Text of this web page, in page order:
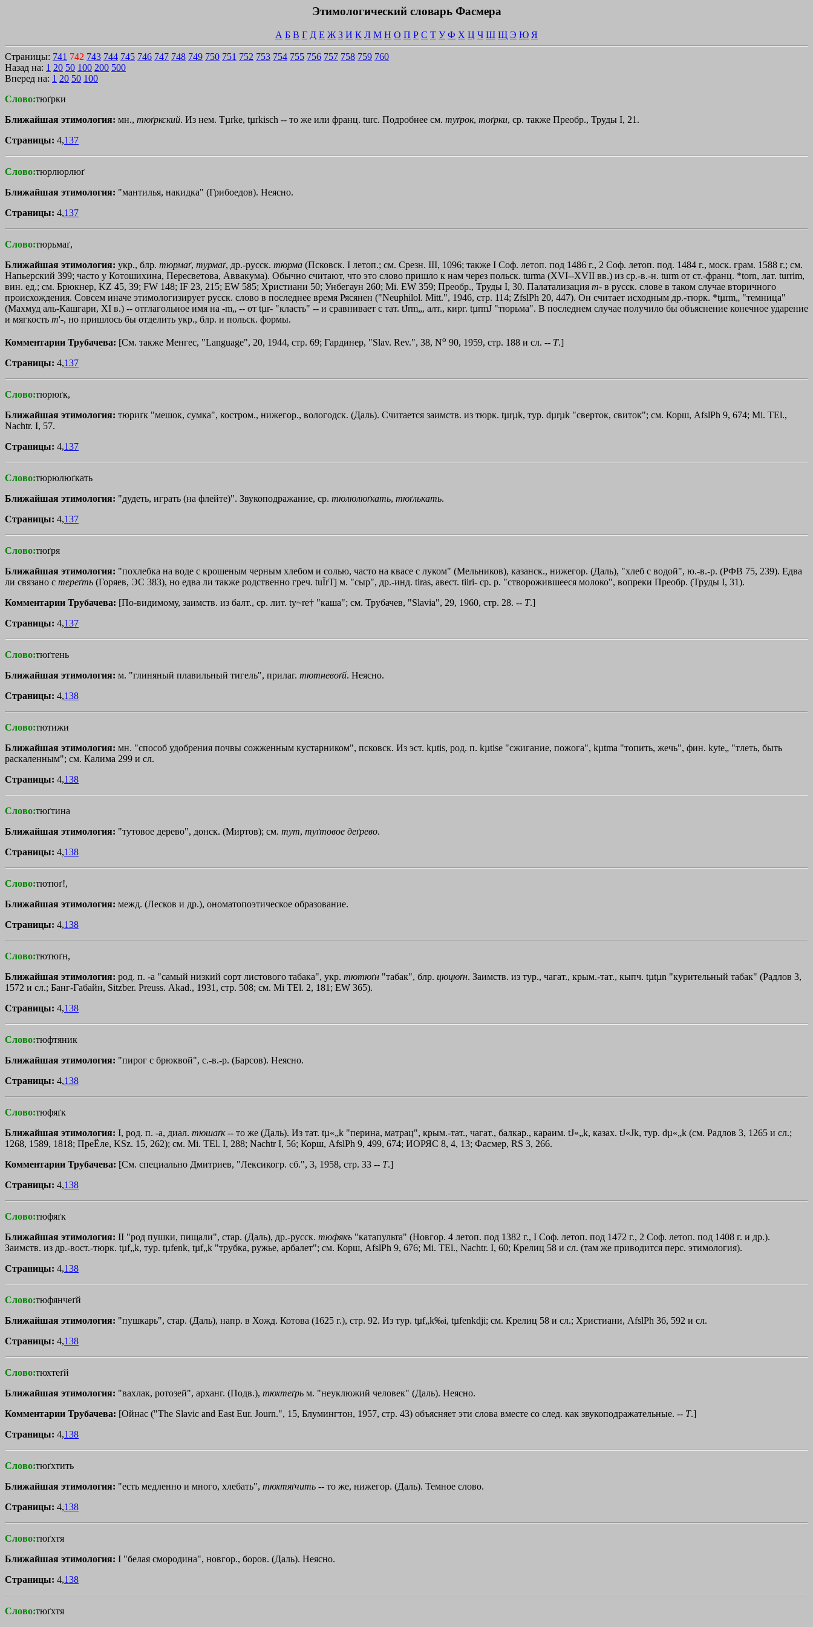
Этимологический словарь Фасмера
А Б В Г Д Е Ж З И К Л М Н О П Р С Т У Ф Х Ц Ч Ш Щ Э Ю Я
Страницы: 741 742 743 744 745 746 747 748 749 750 751 752 753 754 755 756 757 758 759 760
Назад на: 1 20 50 100 200 500
Вперед на: 1 20 50 100
Слово:тюґрки
Ближайшая этимология: мн., тюґркский. Из нем. Тµrkе, tµrkisch -- то же или франц. turc. Подробнее см. туґрок, тоґрки, ср. также Преобр., Труды I, 21.
Страницы: 4,137
Слово:тюрлюрлюґ
Ближайшая этимология: "мантилья, накидка" (Грибоедов). Неясно.
Страницы: 4,137
Слово:тюрьмаґ,
Ближайшая этимология: укр., блр. тюрмаґ, турмаґ, др.-русск. тюрма (Псковск. I летоп.; см. Срезн. III, 1096; также I Соф. летоп. под 1486 г., 2 Соф. летоп. под. 1484 г., моск. грам. 1588 г.; см.
Напьерский 399; часто у Котошихина, Пересветова, Аввакума). Обычно считают, что это слово пришло к нам через польск. turmа (XVI--XVII вв.) из ср.-в.-н. turm от ст.-франц. *torn, лат. turrim,
вин. ед.; см. Брюкнер, KZ 45, 39; FW 148; IF 23, 215; ЕW 585; Христиани 50; Унбегаун 260; Мi. ЕW 359; Преобр., Труды I, 30. Палатализация т- в русск. слове в таком случае вторичного
происхождения. Совсем иначе этимологизирует русск. слово в последнее время Рясянен ("Neuphilol. Мitt.", 1946, стр. 114; ZfslPh 20, 447). Он считает исходным др.-тюрк. *tµrm„ "темница"
(Махмуд аль-Кашгари, ХI в.) -- отглагольное имя на -m„ -- от tµr- "класть" -- и сравнивает с тат. tЈrm„, алт., кирг. tµrmЈ "тюрьма". В последнем случае получило бы объяснение конечное ударение
и мягкость т'-, но пришлось бы отделить укр., блр. и польск. формы.
Комментарии Трубачева: [См. также Менгес, "Language", 20, 1944, стр. 69; Гардинер, "Slav. Rev.", 38, No 90, 1959, стр. 188 и сл. -- Т.]
Страницы: 4,137
Слово:тюрюґк,
Ближайшая этимология: тюриґк "мешок, сумка", костром., нижегор., вологодск. (Даль). Считается заимств. из тюрк. tµrµk, тур. dµrµk "сверток, свиток"; см. Корш, AfslPh 9, 674; Мi. ТЕl.,
Nachtr. I, 57.
Страницы: 4,137
Слово:тюрюлюґкать
Ближайшая этимология: "дудеть, играть (на флейте)". Звукоподражание, ср. тюлюлюґкать, тюґлькать.
Страницы: 4,137
Слово:тюґря
Ближайшая этимология: "похлебка на воде с крошеным черным хлебом и солью, часто на квасе с луком" (Мельников), казанск., нижегор. (Даль), "хлеб с водой", ю.-в.-р. (РФВ 75, 239). Едва
ли связано с тереґть (Горяев, ЭС 383), но едва ли также родственно греч. tuЇrТj м. "сыр", др.-инд. tіras, авест. tіiri- ср. р. "створожившееся молоко", вопреки Преобр. (Труды I, 31).
Комментарии Трубачева: [По-видимому, заимств. из балт., ср. лит. ty~re† "каша"; см. Трубачев, "Slavia", 29, 1960, стр. 28. -- Т.]
Страницы: 4,137
Слово:тюґтень
Ближайшая этимология: м. "глиняный плавильный тигель", прилаг. тютневоґй. Неясно.
Страницы: 4,138
Слово:тютижи
Ближайшая этимология: мн. "способ удобрения почвы сожженным кустарником", псковск. Из эст. kµtis, род. п. kµtisе "сжигание, пожога", kµtmа "топить, жечь", фин. kуtе„ "тлеть, быть
раскаленным"; см. Калима 299 и сл.
Страницы: 4,138
Слово:тюґтина
Ближайшая этимология: "тутовое дерево", донск. (Миртов); см. тут, туґтовое деґрево.
Страницы: 4,138
Слово:тютюґ!,
Ближайшая этимология: межд. (Лесков и др.), ономатопоэтическое образование.
Страницы: 4,138
Слово:тютюґн,
Ближайшая этимология: род. п. -а "самый низкий сорт листового табака", укр. тютюґн "табак", блр. цюцюґн. Заимств. из тур., чагат., крым.-тат., кыпч. tµtµn "курительный табак" (Радлов 3,
1572 и сл.; Банг-Габайн, Sitzber. Preuss. Аkаd., 1931, стр. 508; см. Мi ТЕl. 2, 181; ЕW 365).
Страницы: 4,138
Слово:тюфтяник
Ближайшая этимология: "пирог с брюквой", с.-в.-р. (Барсов). Неясно.
Страницы: 4,138
Слово:тюфяґк
Ближайшая этимология: I, род. п. -а, диал. тюшаґк-- то же (Даль). Из тат. tµ«„k "перина, матрац", крым.-тат., чагат., балкар., караим. tЈ«„k, казах. tЈ«Јk, тур. dµ«„k (см. Радлов 3, 1265 и сл.;
1268, 1589, 1818; ПреЁле, KSz. 15, 262); см. Мi. ТЕl. I, 288; Nachtr I, 56; Корш, AfslPh 9, 499, 674; ИОРЯС 8, 4, 13; Фасмер, RS 3, 266.
Комментарии Трубачева: [См. специально Дмитриев, "Лексикогр. сб.", 3, 1958, стр. 33 -- Т.]
Страницы: 4,138
Слово:тюфяґк
Ближайшая этимология: II "род пушки, пищали", стар. (Даль), др.-русск. тюфякъ "катапульта" (Новгор. 4 летоп. под 1382 г., I Соф. летоп. под 1472 г., 2 Соф. летоп. под 1408 г. и др.).
Заимств. из др.-вост.-тюрк. tµf„k, тур. tµfenk, tµf„k "трубка, ружье, арбалет"; см. Корш, AfslPh 9, 676; Мi. ТЕl., Nachtr. I, 60; Крелиц 58 и сл. (там же приводится перс. этимология).
Страницы: 4,138
Слово:тюфянчеґй
Ближайшая этимология: "пушкарь", стар. (Даль), напр. в Хожд. Котова (1625 г.), стр. 92. Из тур. tµf„k‰i, tµfenkdјi; см. Крелиц 58 и сл.; Христиани, AfslPh 36, 592 и сл.
Страницы: 4,138
Слово:тюхтеґй
Ближайшая этимология: "вахлак, ротозей", арханг. (Подв.), тюхтеґрь м. "неуклюжий человек" (Даль). Неясно.
Комментарии Трубачева: [Ойнас ("Тhе Slavic аnd Еаst Eur. Journ.", 15, Блумингтон, 1957, стр. 43) объясняет эти слова вместе со след. как звукоподражательные. -- Т.]
Страницы: 4,138
Слово:тюґхтить
Ближайшая этимология: "есть медленно и много, хлебать", тюхтяґчить -- то же, нижегор. (Даль). Темное слово.
Страницы: 4,138
Слово:тюґхтя
Ближайшая этимология: I "белая смородина", новгор., боров. (Даль). Неясно.
Страницы: 4,138
Слово:тюґхтя